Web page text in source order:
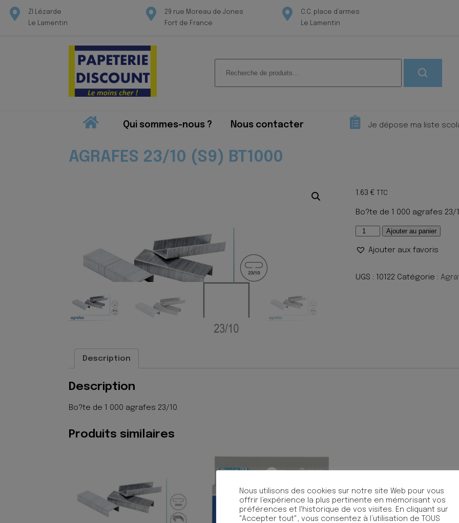
ZI Lézarde
Le Lamentin
29 rue Moreau de Jones
Fort de France
C.C. place d’armes
Le Lamentin
pour :
Qui sommes-nous ? Nous contacter Je dépose ma liste
AGRAFES 23/10 (S9) BT1000
1.63 € TTC
Bo?te de 1 000 agrafes 23/
quantité
AGRAFES
(S9)
Ajouter au panier
Ajouter aux favoris
UGS : 10122 Catégorie :
Description
Description
Bo?te de 1 000 agrafes 23/10.
Produits similaires
Nous utilisons des cookies sur notre site Web pour vous
offrir l’expérience la plus pertinente en mémorisant vos
préférences et l'historique de vos visites. En cliquant sur
"Accepter tout", vous consentez à l’utilisation de TOUS